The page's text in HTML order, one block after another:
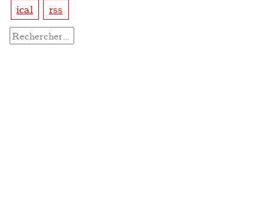
ical rss
Rechercher :